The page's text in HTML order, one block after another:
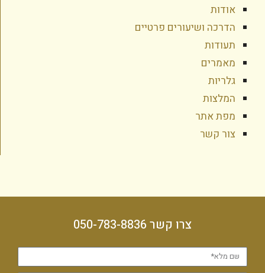
אודות
הדרכה ושיעורים פרטיים
תעודות
מאמרים
גלריות
המלצות
מפת אתר
צור קשר
צרו קשר 050-783-8836